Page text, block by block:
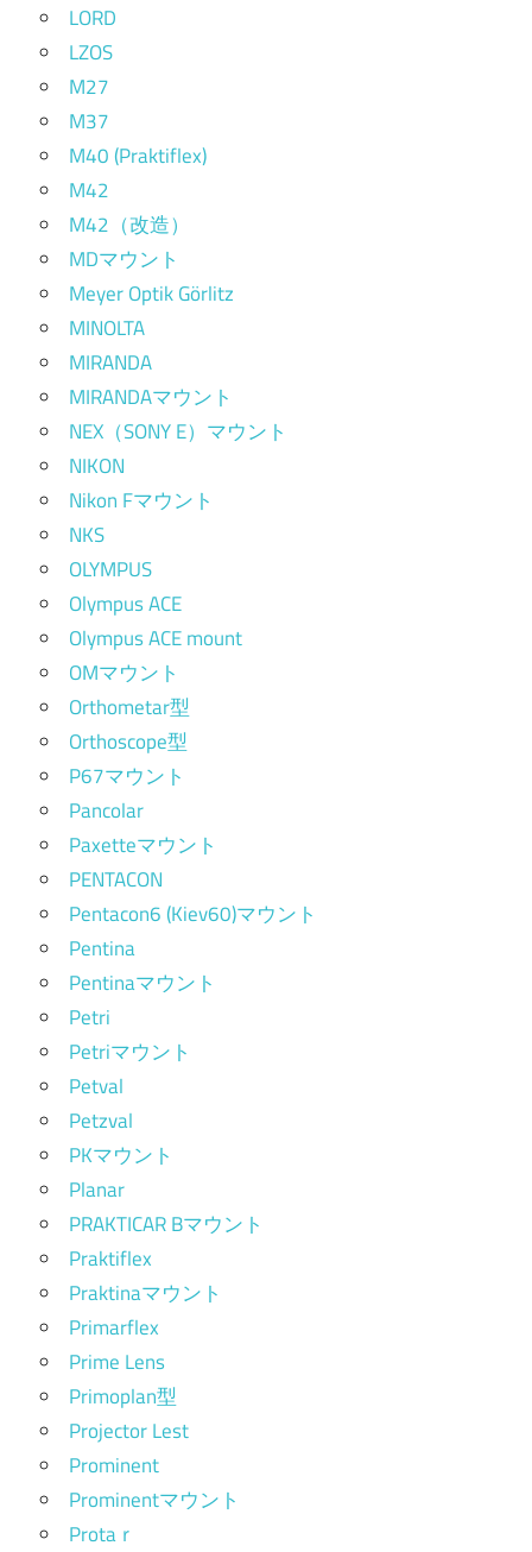
LORD
LZOS
M27
M37
M40 (Praktiflex)
M42
M42（改造）
MDマウント
Meyer Optik Görlitz
MINOLTA
MIRANDA
MIRANDAマウント
NEX（SONY E）マウント
NIKON
Nikon Fマウント
NKS
OLYMPUS
Olympus ACE
Olympus ACE mount
OMマウント
Orthometar型
Orthoscope型
P67マウント
Pancolar
Paxetteマウント
PENTACON
Pentacon6 (Kiev60)マウント
Pentina
Pentinaマウント
Petri
Petriマウント
Petval
Petzval
PKマウント
Planar
PRAKTICAR Bマウント
Praktiflex
Praktinaマウント
Primarflex
Prime Lens
Primoplan型
Projector Lest
Prominent
Prominentマウント
Protaｒ